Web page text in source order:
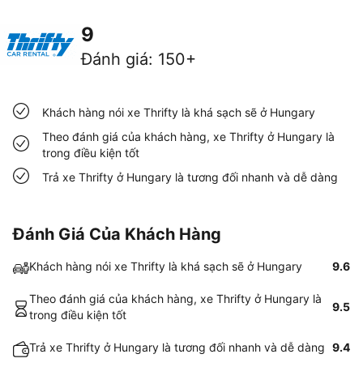
9
Đánh giá: 150+
Khách hàng nói xe Thrifty là khá sạch sẽ ở Hungary
Theo đánh giá của khách hàng, xe Thrifty ở Hungary là
trong điều kiện tốt
Trả xe Thrifty ở Hungary là tương đối nhanh và dễ dàng
Đánh Giá Của Khách Hàng
Khách hàng nói xe Thrifty là khá sạch sẽ ở Hungary 9.6
Theo đánh giá của khách hàng, xe Thrifty ở Hungary là
trong điều kiện tốt
9.5
Trả xe Thrifty ở Hungary là tương đối nhanh và dễ dàng 9.4